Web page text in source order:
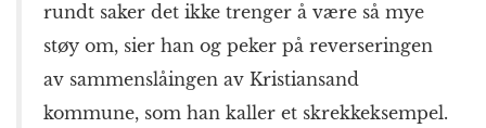
rundt saker det ikke trenger å være så mye
støy om, sier han og peker på reverseringen
av sammenslåingen av Kristiansand
kommune, som han kaller et skrekkeksempel.